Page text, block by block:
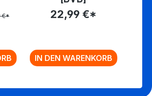
€* 22,99 €*
IN DEN WARENKORB